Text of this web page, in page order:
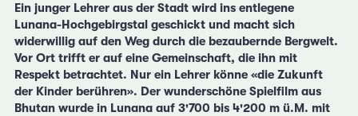
Ein junger Lehrer aus der Stadt wird ins entlegene
Lunana-Hochgebirgstal geschickt und macht sich
widerwillig auf den Weg durch die bezaubernde Bergwelt.
Vor Ort trifft er auf eine Gemeinschaft, die ihn mit
Respekt betrachtet. Nur ein Lehrer könne «die Zukunft
der Kinder berühren». Der wunderschöne Spielfilm aus
Bhutan wurde in Lunana auf 3'700 bis 4'200 m ü.M. mit